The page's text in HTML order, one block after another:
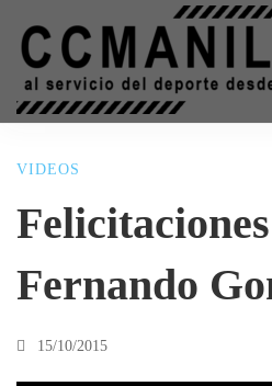
a
Fernando
VIDEOS
Fernando
15/10/2015